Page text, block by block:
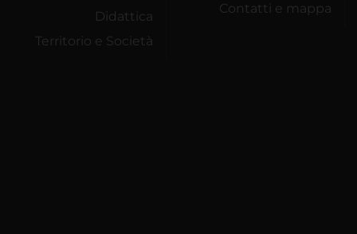
Didattica
Territorio e Società
Contatti e mappa